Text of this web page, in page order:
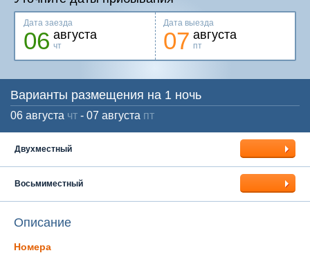
Дата заезда
06 августа
чт
Дата выезда
07 августа
пт
Варианты размещения на 1 ночь
06 августа чт - 07 августа пт
Двухместный
Восьмиместный
Описание
Номера